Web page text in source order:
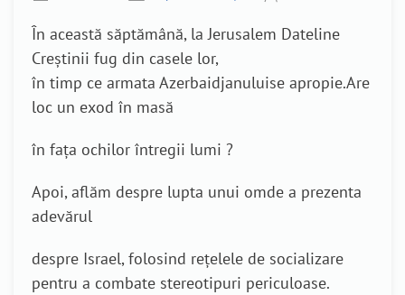
În această săptămână, la Jerusalem Dateline
Creștinii fug din casele lor,
în timp ce armata Azerbaidjanuluise apropie.Are
loc un exod în masă
în fața ochilor întregii lumi ?
Apoi, aflăm despre lupta unui omde a prezenta
adevărul
despre Israel, folosind rețelele de socializare
pentru a combate stereotipuri periculoase.